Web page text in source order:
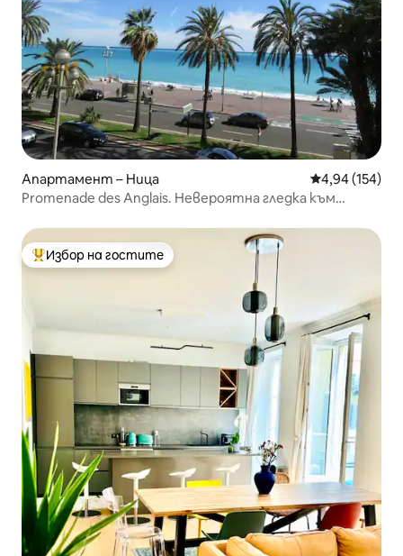
Апартамент – Ница Средна
4,94 (154)
Promenade des Anglais. Невероятна гледка към
Най-популярен избор на гостите
Избор на гостите